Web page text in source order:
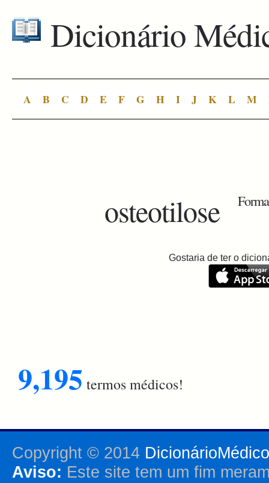
Dicionário
A B C D E F G H I J K L M
osteotilose
Gostaria de ter o
9,195 termos médicos!
Copyright © 2014
Aviso: Este site tem um fim